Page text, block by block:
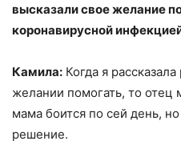
высказали свое желание
коронавирусной
Камила: Когда я
желании помогать, то
мама боится по сей день,
решение.